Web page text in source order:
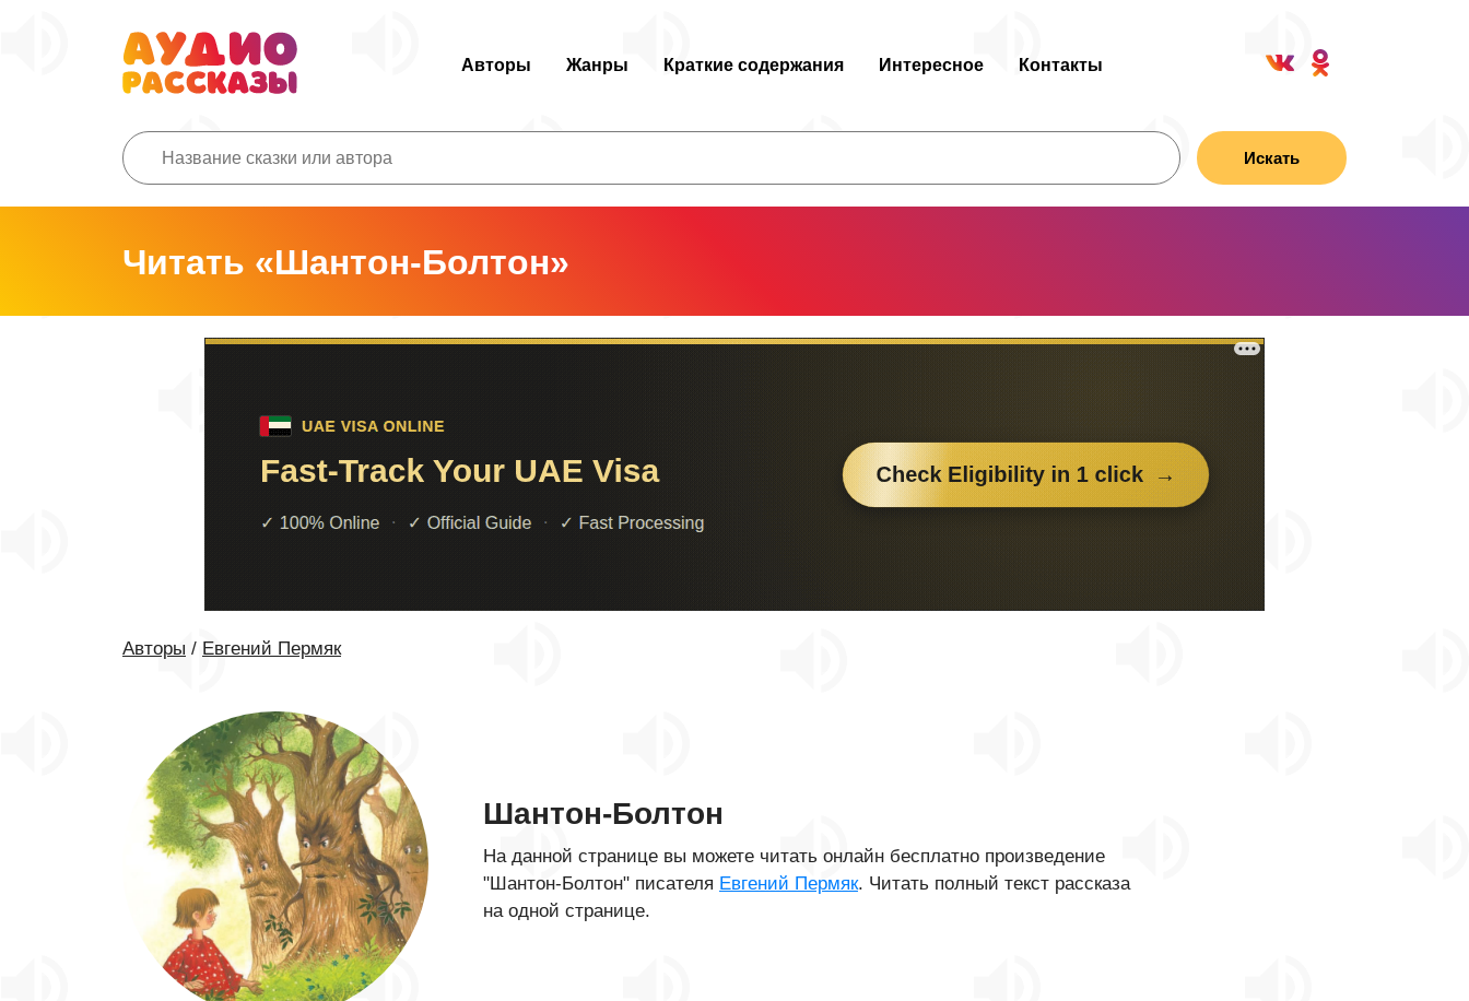
Авторы Жанры Краткие содержания Интересное Контакты
Искать
Читать «Шантон-Болтон»
Авторы / Евгений Пермяк
Шантон-Болтон
На данной странице вы можете читать онлайн бесплатно произведение
"Шантон-Болтон" писателя Евгений Пермяк. Читать полный текст рассказа
на одной странице.